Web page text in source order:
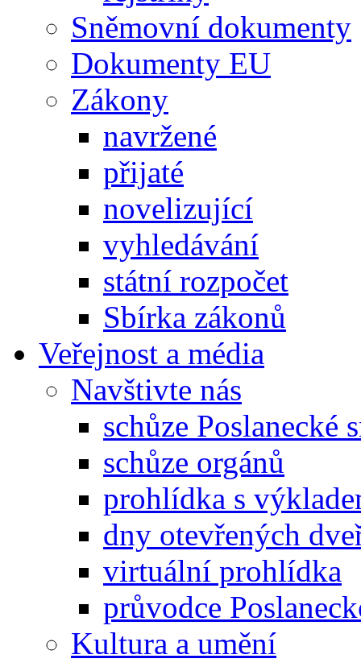
Sněmovní dokumenty
Dokumenty EU
Zákony
navržené
přijaté
novelizující
vyhledávání
státní rozpočet
Sbírka zákonů
Veřejnost a média
Navštivte nás
schůze Poslanecké
schůze orgánů
prohlídka s
dny otevřených
virtuální prohlídka
průvodce
Kultura a umění